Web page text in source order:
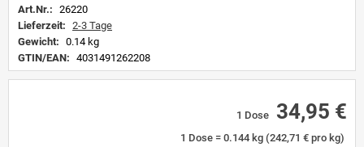
Art.Nr.: 26220
Lieferzeit: 2-3 Tage
Gewicht: 0.14 kg
GTIN/EAN: 4031491262208
1 Dose 34,95 €
1 Dose = 0.144 kg (242,71 € pro kg)